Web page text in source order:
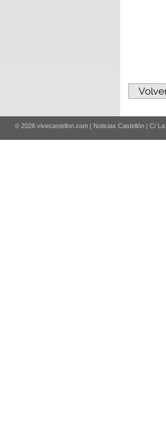
© 2026 vivecastellon.com | Noticias Castellón | C/